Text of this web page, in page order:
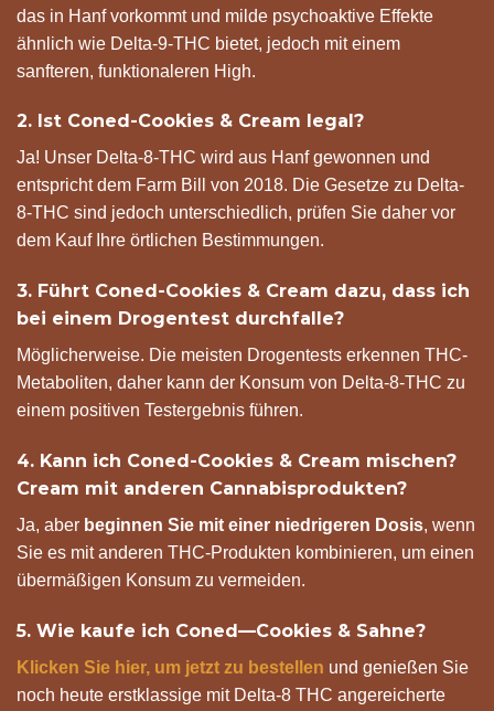
das in Hanf vorkommt und milde psychoaktive Effekte
ähnlich wie Delta-9-THC bietet, jedoch mit einem
sanfteren, funktionaleren High.
2. Ist Coned-Cookies & Cream legal?
Ja! Unser Delta-8-THC wird aus Hanf gewonnen und
entspricht dem Farm Bill von 2018. Die Gesetze zu Delta-
8-THC sind jedoch unterschiedlich, prüfen Sie daher vor
dem Kauf Ihre örtlichen Bestimmungen.
3. Führt Coned-Cookies & Cream dazu, dass ich
bei einem Drogentest durchfalle?
Möglicherweise. Die meisten Drogentests erkennen THC-
Metaboliten, daher kann der Konsum von Delta-8-THC zu
einem positiven Testergebnis führen.
4. Kann ich Coned-Cookies & Cream mischen?
Cream mit anderen Cannabisprodukten?
Ja, aber beginnen Sie mit einer niedrigeren Dosis, wenn
Sie es mit anderen THC-Produkten kombinieren, um einen
übermäßigen Konsum zu vermeiden.
5. Wie kaufe ich Coned—Cookies & Sahne?
Klicken Sie hier, um jetzt zu bestellen und genießen Sie
noch heute erstklassige mit Delta-8 THC angereicherte